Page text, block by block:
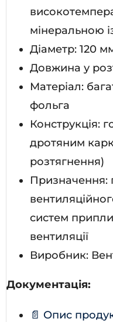
мінеральною
Діаметр: 120
Довжина у
Матеріал:
фольга
Конструкція:
дротяним
розтягнення)
Призначення:
систем
вентиляції
Виробник:
Документація:
📄 Опис